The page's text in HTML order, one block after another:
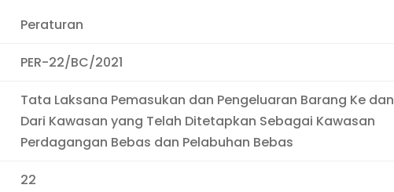
Peraturan
PER-22/BC/2021
Tata Laksana Pemasukan dan Pengeluaran Barang Ke dan
Dari Kawasan yang Telah Ditetapkan Sebagai Kawasan
Perdagangan Bebas dan Pelabuhan Bebas
22